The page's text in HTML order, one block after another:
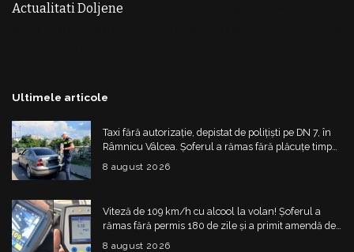
Actualitati Doljene
Ultimele articole
Taxi fără autorizație, depistat de polițiști pe DN 7, în
Râmnicu Vâlcea. Șoferul a rămas fără plăcuțe timp
de 6 luni
8 august 2026
Viteză de 109 km/h cu alcool la volan! Șoferul a
rămas fără permis 180 de zile și a primit amendă de
4.325 de lei
8 august 2026